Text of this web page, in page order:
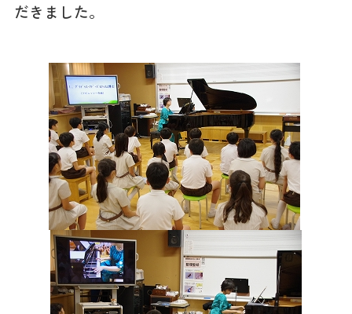
だきました。